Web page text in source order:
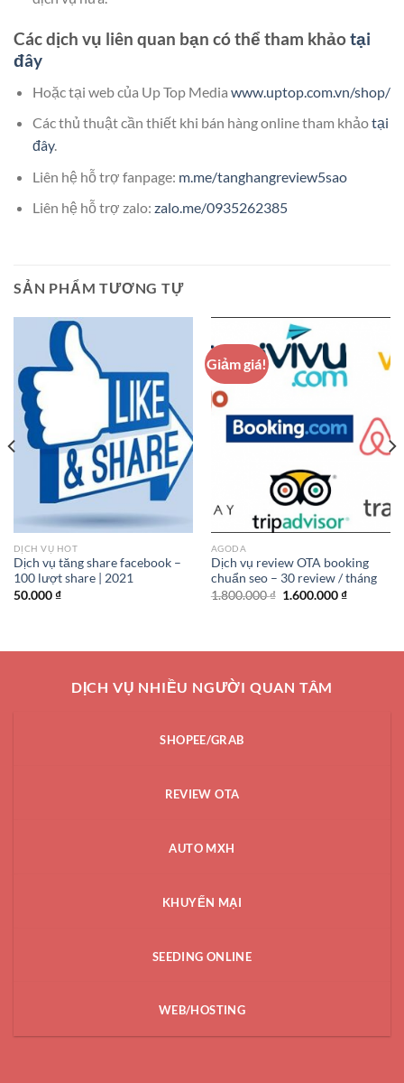
Các dịch vụ liên quan bạn có thể tham khảotại
đây
Hoặc tại web của Up Top Media www.uptop.com.vn/shop/
Các thủ thuật cần thiết khi bán hàng online tham khảotại
đây.
Liên hệ hỗ trợ fanpage: m.me/tanghangreview5sao
Liên hệ hỗ trợ zalo: zalo.me/0935262385
SẢN PHẨM TƯƠNG TỰ
DỊCH VỤ HOT
Dịch vụ tăng share facebook –
100 lượt share | 2021
50.000₫
Giảm giá!
AGODA
Dịch vụ review OTA booking
chuẩn seo – 30 review / tháng
1.800.000₫ Giá
1.600.000₫Giá
DỊCH VỤ NHIỀU NGƯỜI QUAN TÂM
SHOPEE/GRAB
REVIEW OTA
AUTO MXH
KHUYẾN MẠI
SEEDING ONLINE
WEB/HOSTING